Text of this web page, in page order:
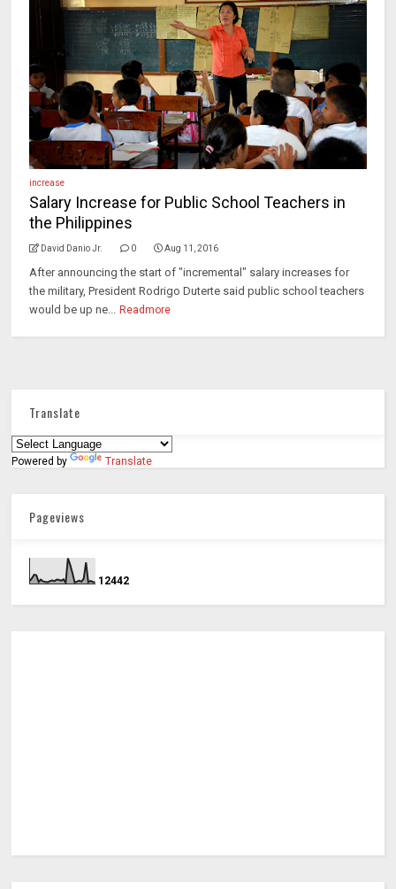
increase
Salary Increase for Public School Teachers in
the Philippines
David Danio Jr. 0 Aug 11, 2016
After announcing the start of "incremental" salary increases for
the military, President Rodrigo Duterte said public school teachers
would be up ne...
Readmore
Translate
Powered by Translate
Pageviews
1 2442